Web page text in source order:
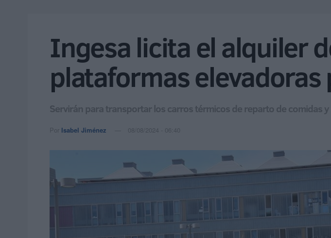
Ingesa licita el alquiler
plataformas elevadoras
Servirán para transportar los carros térmicos de reparto de comidas
Por Isabel Jiménez 08/08/2024 - 06:40